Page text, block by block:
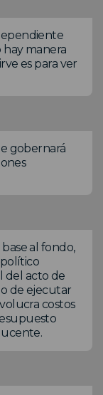
hay manera
es para ver
gobernará
al fondo,
del acto de
de ejecutar
costos